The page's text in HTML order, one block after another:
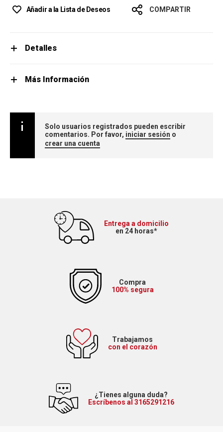
Añadir a la Lista de Deseos COMPARTIR
Detalles
Más Información
Solo usuarios registrados pueden escribir
comentarios. Por favor, iniciar sesión o
crear una cuenta
Entrega a domicilio
en 24 horas*
Compra
100% segura
Trabajamos
con el corazón
¿Tienes alguna duda?
Escríbenos al 3165291216